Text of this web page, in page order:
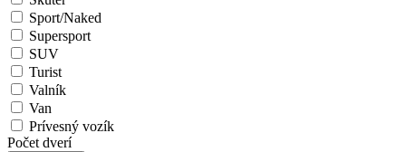
Sport/Naked
Supersport
SUV
Turist
Valník
Van
Prívesný vozík
Počet dverí